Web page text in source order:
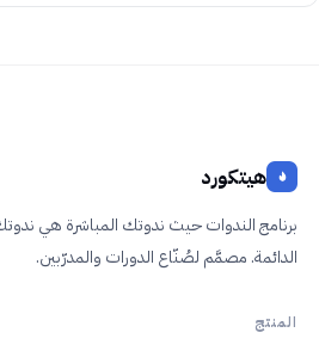
هيتكورد
برنامج الندوات حيث ندوتك المباشرة ﻫﻲ
الدائمة. مصمَّم لصُنّاع الدورات والمدرّبين.
المنتج